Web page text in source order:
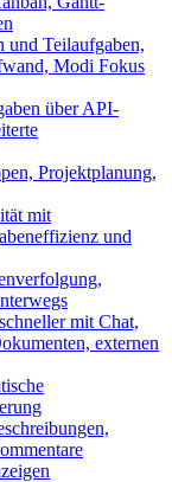
und Teilaufgaben,
Modi Fokus
über API-
Projektplanung,
mit
und
mit Chat,
externen